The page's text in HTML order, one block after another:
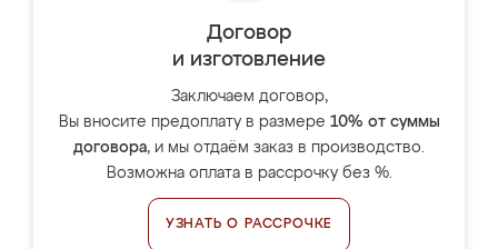
Договор
и изготовление
Заключаем договор,
Вы вносите предоплату в размере 10% от суммы
договора, и мы отдаём заказ в производство.
Возможна оплата в рассрочку без %.
УЗНАТЬ О РАССРОЧКЕ